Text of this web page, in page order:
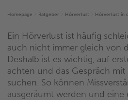
Homepage Ratgeber Hörverlust Hörverlust in
Ein Hörverlust ist häufig
auch nicht immer gleich von
Deshalb ist es wichtig, auf
achten und das Gespräch
suchen. So können
ausgeräumt werden und eine